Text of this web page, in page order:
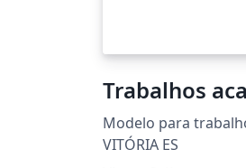
Trabalhos
Modelo para
VITÓRIA ES